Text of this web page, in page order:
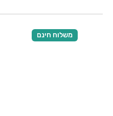
משלוח חינם